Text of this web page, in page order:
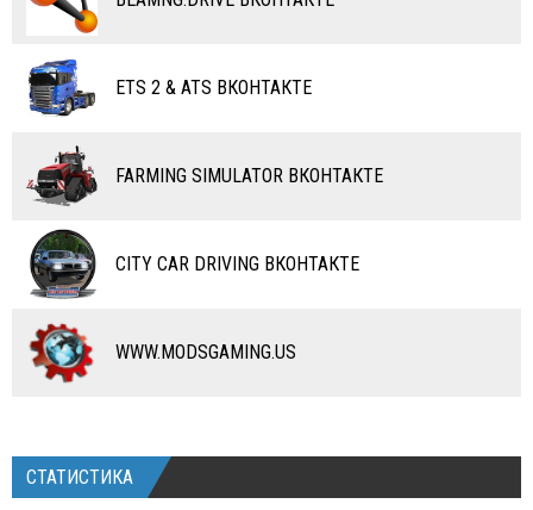
САМОЛЕТЫ
RC ТРАНСПОРТ
КАРТЫ
ЧИТЫ
ПРОГРАММЫ
РАЗНОЕ
ETS 2 & ATS ВКОНТАКТЕ
FARMING SIMULATOR ВКОНТАКТЕ
CITY CAR DRIVING ВКОНТАКТЕ
WWW.MODSGAMING.US
СТАТИСТИКА